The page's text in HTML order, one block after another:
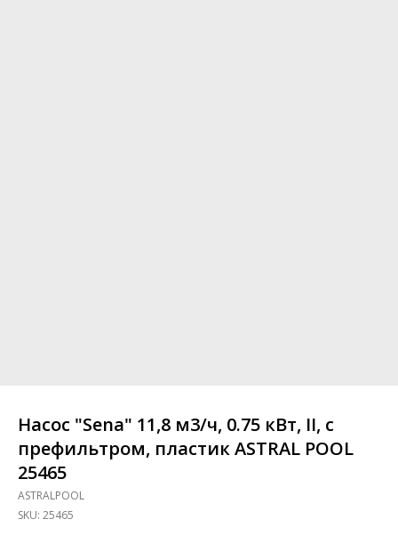
Насос "Sena" 11,8 м3/ч, 0.75 кВт, II, с
префильтром, пластик ASTRAL POOL
25465
ASTRALPOOL
SKU: 25465